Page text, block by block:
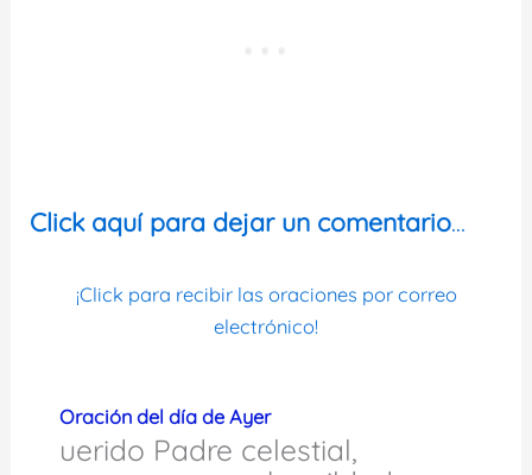
Click aquí para dejar un comentario…
¡Click para recibir las oraciones por correo
electrónico!
Oración del día de Ayer
uerido Padre celestial,